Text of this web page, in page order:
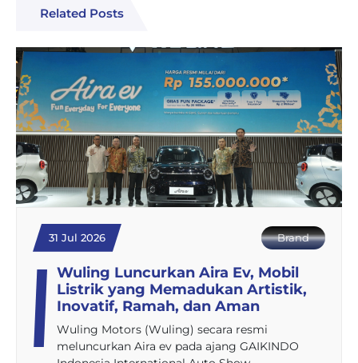
Related Posts
31 Jul 2026 Brand
Wuling Luncurkan Aira Ev, Mobil
Listrik yang Memadukan Artistik,
Inovatif, Ramah, dan Aman
Wuling Motors (Wuling) secara resmi
meluncurkan Aira ev pada ajang GAIKINDO